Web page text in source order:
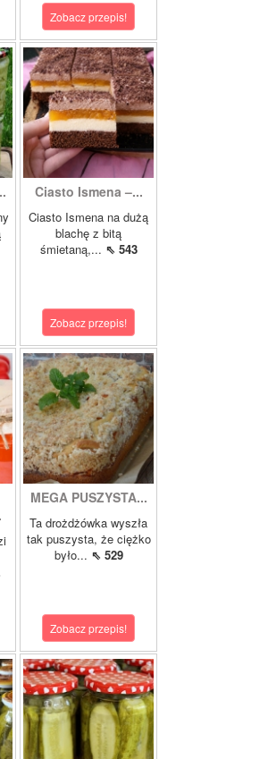
Zobacz przepis!
Ciasto Ismena –...
Ciasto Ismena na dużą
blachę z bitą
śmietaną,... ⇖ 543
Zobacz przepis!
MEGA PUSZYSTA...
Ta drożdżówka wyszła
tak puszysta, że ciężko
było... ⇖ 529
Zobacz przepis!